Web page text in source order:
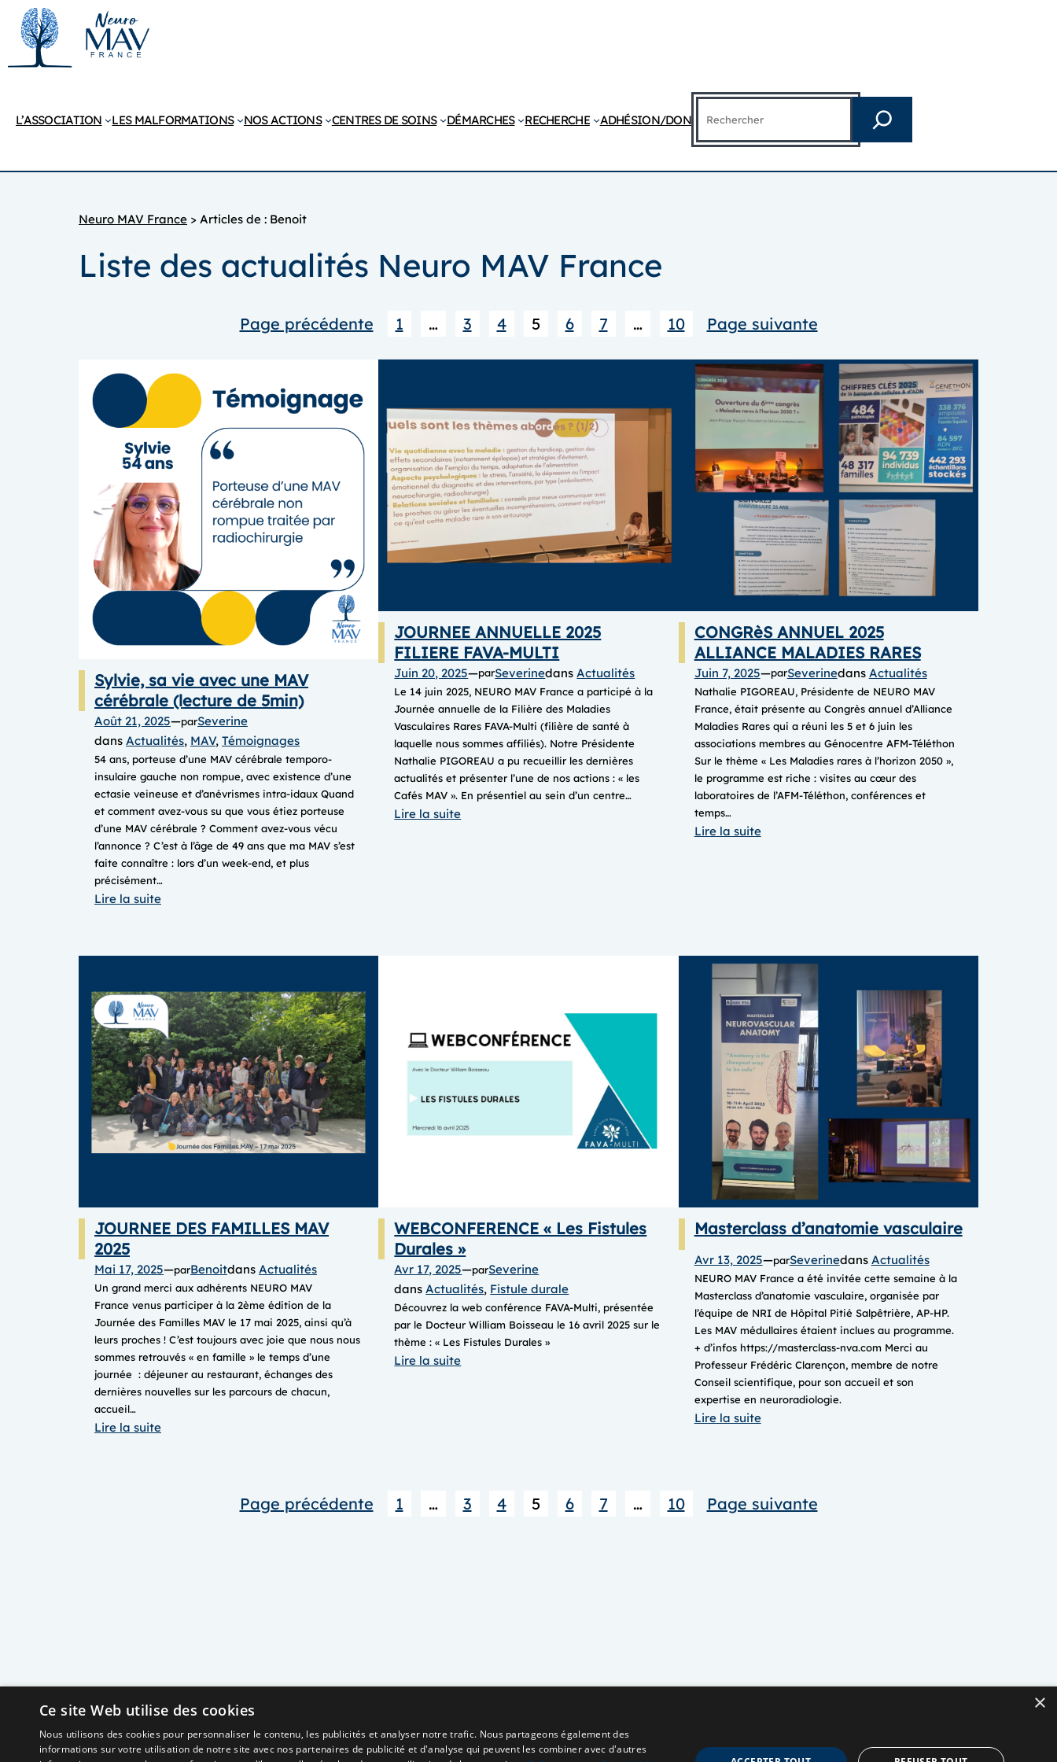
Aller
contenu
L’ASSOCIATION LES MALFORMATIONS NOS ACTIONS CENTRES DE SOINS DÉMARCHES RECHERCHE ADHÉSION/DON
Rechercher
Neuro MAV France > Articles de : Benoit
Liste des actualités Neuro MAV France
Page précédente 1 … 3 4 5 6 7 … 10 Page suivante
Sylvie, sa vie avec une MAV
cérébrale (lecture de 5min)
Août 21, 2025—parSeverine
dans Actualités, MAV, Témoignages
54 ans, porteuse d’une MAV cérébrale temporo-
insulaire gauche non rompue, avec existence d’une
ectasie veineuse et d’anévrismes intra-idaux Quand
et comment avez-vous su que vous étiez porteuse
d’une MAV cérébrale ? Comment avez-vous vécu
l’annonce ? C’est à l’âge de 49 ans que ma MAV s’est
faite connaître : lors d’un week-end, et plus
précisément…
Lire la suite:
vie
une
MAV
cérébrale
(lecture
de
5min)
JOURNEE ANNUELLE 2025
FILIERE FAVA-MULTI
Juin 20, 2025—parSeverinedans Actualités
Le 14 juin 2025, NEURO MAV France a participé à la
Journée annuelle de la Filière des Maladies
Vasculaires Rares FAVA-Multi (filière de santé à
laquelle nous sommes affiliés). Notre Présidente
Nathalie PIGOREAU a pu recueillir les dernières
actualités et présenter l’une de nos actions : « les
Cafés MAV ». En présentiel au sein d’un centre…
Lire la suite:
CONGRèS ANNUEL 2025
ALLIANCE MALADIES RARES
Juin 7, 2025—parSeverinedans Actualités
Nathalie PIGOREAU, Présidente de NEURO MAV
France, était présente au Congrès annuel d’Alliance
Maladies Rares qui a réuni les 5 et 6 juin les
associations membres au Génocentre AFM-Téléthon
Sur le thème « Les Maladies rares à l’horizon 2050 »,
le programme est riche : visites au cœur des
laboratoires de l’AFM-Téléthon, conférences et
temps…
Lire la suite:
JOURNEE DES FAMILLES MAV
2025
Mai 17, 2025—parBenoitdans Actualités
Un grand merci aux adhérents NEURO MAV
France venus participer à la 2ème édition de la
Journée des Familles MAV le 17 mai 2025, ainsi qu’à
leurs proches ! C’est toujours avec joie que nous nous
sommes retrouvés « en famille » le temps d’une
journée : déjeuner au restaurant, échanges des
dernières nouvelles sur les parcours de chacun,
accueil…
Lire la suite:
WEBCONFERENCE « Les Fistules
Durales »
Avr 17, 2025—parSeverine
dansActualités, Fistule durale
Découvrez la web conférence FAVA-Multi, présentée
par le Docteur William Boisseau le 16 avril 2025 sur le
thème : « Les Fistules Durales » ​​
Lire la suite:
Masterclass d’anatomie vasculaire
Avr 13, 2025—parSeverinedans Actualités
NEURO MAV France a été invitée cette semaine à la
Masterclass d’anatomie vasculaire, organisée par
l’équipe de NRI de Hôpital Pitié Salpêtrière, AP-HP.
Les MAV médullaires étaient inclues au programme.
+ d’infos https://masterclass-nva.com Merci au
Professeur Frédéric Clarençon, membre de notre
Conseil scientifique, pour son accueil et son
expertise en neuroradiologie.​​
Lire la suite:
Page précédente 1 … 3 4 5 6 7 … 10 Page suivante
×
Ce site Web utilise des cookies
Nous utilisons des cookies pour personnaliser le contenu, les publicités et analyser notre trafic. Nous partageons également des
informations sur votre utilisation de notre site avec nos partenaires de publicité et d'analyse qui peuvent les combiner avec d'autres